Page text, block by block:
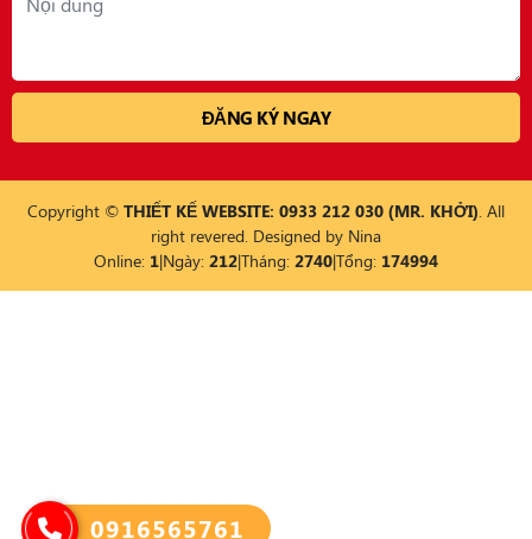
Copyright © THIẾT KẾ WEBSITE: 0933 212 030 (MR. KHỞI). All
right revered. Designed by Nina
Online: 1|Ngày: 212|Tháng: 2740|Tổng: 174994
0916565761